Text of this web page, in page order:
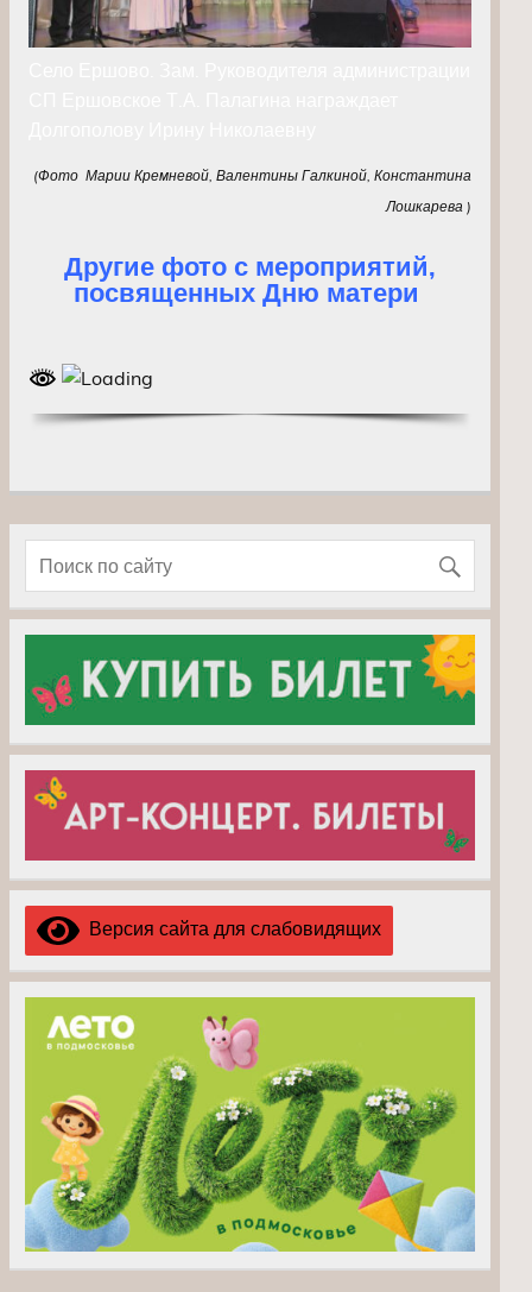
(Фото Марии Кремневой, Валентины Галкиной, Константина
Лошкарева )
Другие фото с мероприятий,
посвященных Дню матери
Версия сайта для слабовидящих